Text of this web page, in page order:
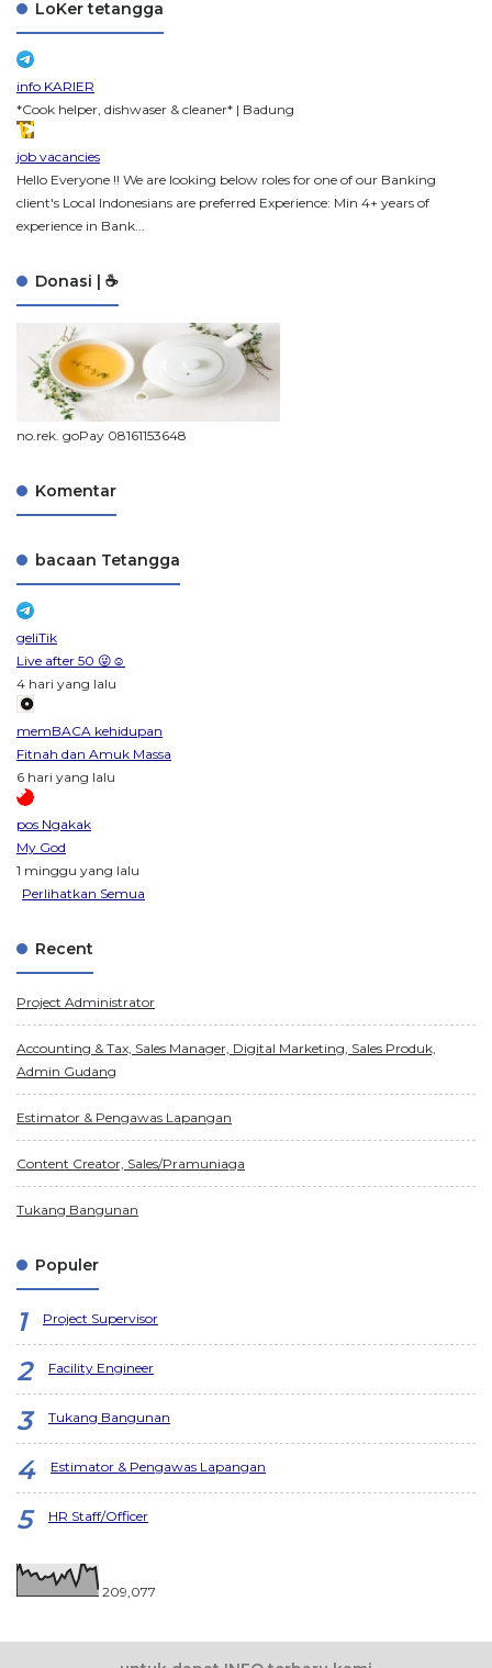
LoKer tetangga
info KARIER
*Cook helper, dishwaser & cleaner* | Badung
job vacancies
Hello Everyone !! We are looking below roles for one of our Banking
client's Local Indonesians are preferred Experience: Min 4+ years of
experience in Bank...
Donasi | ☕
no.rek. goPay 08161153648
Komentar
bacaan Tetangga
geliTik
Live after 50 😜☺️
4 hari yang lalu
memBACA kehidupan
Fitnah dan Amuk Massa
6 hari yang lalu
pos Ngakak
My God
1 minggu yang lalu
Perlihatkan Semua
Recent
Project Administrator
Accounting & Tax, Sales Manager, Digital Marketing, Sales Produk,
Admin Gudang
Estimator & Pengawas Lapangan
Content Creator, Sales/Pramuniaga
Tukang Bangunan
Populer
Project Supervisor
Facility Engineer
Tukang Bangunan
Estimator & Pengawas Lapangan
HR Staff/Officer
209,077